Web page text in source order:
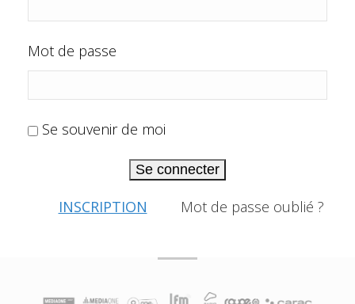
Mot de passe
Se souvenir de moi
Se connecter
INSCRIPTION Mot de passe oublié ?